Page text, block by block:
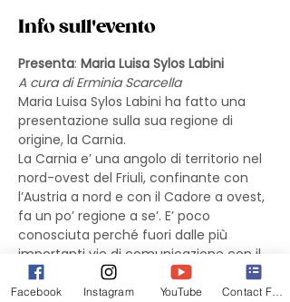
Info sull'evento
Presenta: Maria Luisa Sylos Labini
A cura di Erminia Scarcella
Maria Luisa Sylos Labini ha fatto una
presentazione sulla sua regione di
origine, la Carnia.
La Carnia e’ una angolo di territorio nel
nord-ovest del Friuli, confinante con
l’Austria a nord e con il Cadore a ovest,
fa un po’ regione a se’. E’ poco
conosciuta perché fuori dalle più
importanti vie di comunicazione con il
resto dell’Europa. Nella sua
presentazione Maria Luisa ha parlato
Facebook Instagram YouTube Contact Form